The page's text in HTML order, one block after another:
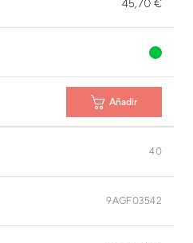
45,70 €
Añadir
40
9AGF03542